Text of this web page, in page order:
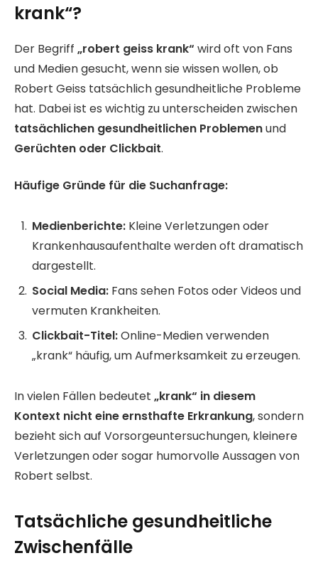
krank“?
Der Begriff „robert geiss krank“ wird oft von Fans
und Medien gesucht, wenn sie wissen wollen, ob
Robert Geiss tatsächlich gesundheitliche Probleme
hat. Dabei ist es wichtig zu unterscheiden zwischen
tatsächlichen gesundheitlichen Problemenund
Gerüchten oder Clickbait.
Häufige Gründe für die Suchanfrage:
Medienberichte: Kleine Verletzungen oder
Krankenhausaufenthalte werden oft dramatisch
dargestellt.
Social Media: Fans sehen Fotos oder Videos und
vermuten Krankheiten.
Clickbait-Titel:Online-Medien verwenden
„krank“ häufig, um Aufmerksamkeit zu erzeugen.
In vielen Fällen bedeutet „krank“ in diesem
Kontext nicht eine ernsthafte Erkrankung, sondern
bezieht sich auf Vorsorgeuntersuchungen, kleinere
Verletzungen oder sogar humorvolle Aussagen von
Robert selbst.
Tatsächliche gesundheitliche
Zwischenfälle